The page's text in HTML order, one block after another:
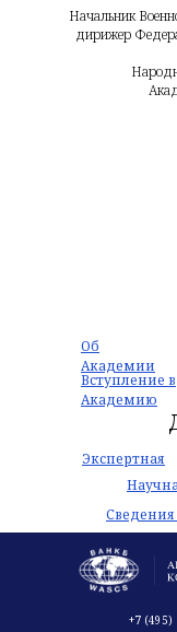
Начальник
дирижер
Об
Академии
Вступление в
Академию
Экспертная
+7 (495)